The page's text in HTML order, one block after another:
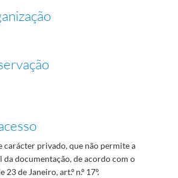
carácter privado, que não permite a
documentação, de acordo com o
de Janeiro, art.º n.º 17º.